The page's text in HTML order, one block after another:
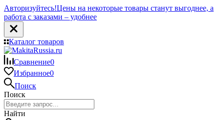
Авторизуйтесь!Цены на некоторые товары станут выгоднее, а
работа с заказами – удобнее
Каталог товаров
Сравнение0
Избранное0
Поиск
Поиск
Найти